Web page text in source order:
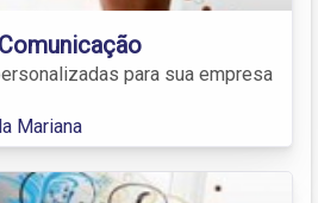
para sua empresa
Mariana